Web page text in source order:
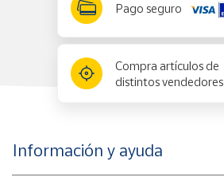
Pago seguro
Compra artículos de
distintos vendedores
Información y ayuda